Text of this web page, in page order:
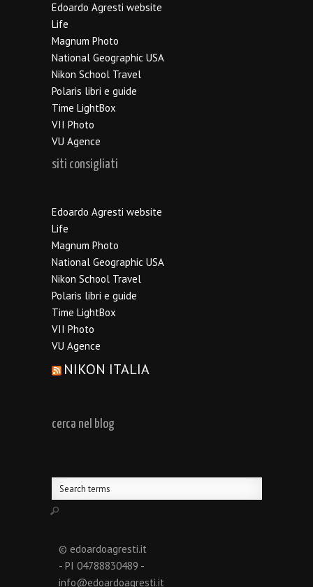
Edoardo Agresti website
Life
Magnum Photo
National Geographic USA
Nikon School Travel
Polaris libri e guide
Time LightBox
VII Photo
VU Agence
siti consigliati
Edoardo Agresti website
Life
Magnum Photo
National Geographic USA
Nikon School Travel
Polaris libri e guide
Time LightBox
VII Photo
VU Agence
NIKON ITALIA
cerca nel blog
© edoardoagresti.it
- PI 04788830489 -
info@edoardoagresti.it